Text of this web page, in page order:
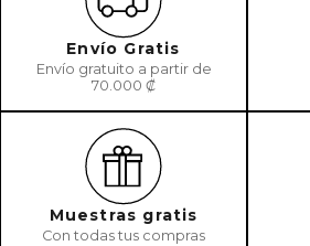
Envío Gratis
Envío gratuito a partir de
70.000 ₡
Muestras gratis
Con todas tus compras